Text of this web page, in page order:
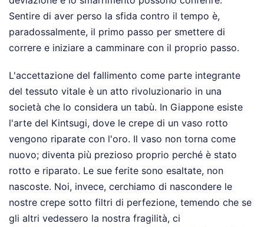
Sentire di aver perso la sfida contro il tempo è,
paradossalmente, il primo passo per smettere di
correre e iniziare a camminare con il proprio passo.
L'accettazione del fallimento come parte integrante
del tessuto vitale è un atto rivoluzionario in una
società che lo considera un tabù. In Giappone esiste
l'arte del Kintsugi, dove le crepe di un vaso rotto
vengono riparate con l'oro. Il vaso non torna come
nuovo; diventa più prezioso proprio perché è stato
rotto e riparato. Le sue ferite sono esaltate, non
nascoste. Noi, invece, cerchiamo di nascondere le
nostre crepe sotto filtri di perfezione, temendo che se
gli altri vedessero la nostra fragilità, ci